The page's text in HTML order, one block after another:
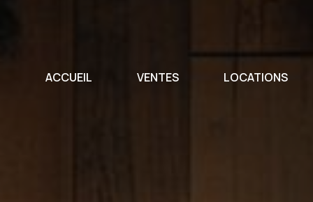
ACCUEIL VENTES LOCATIONS